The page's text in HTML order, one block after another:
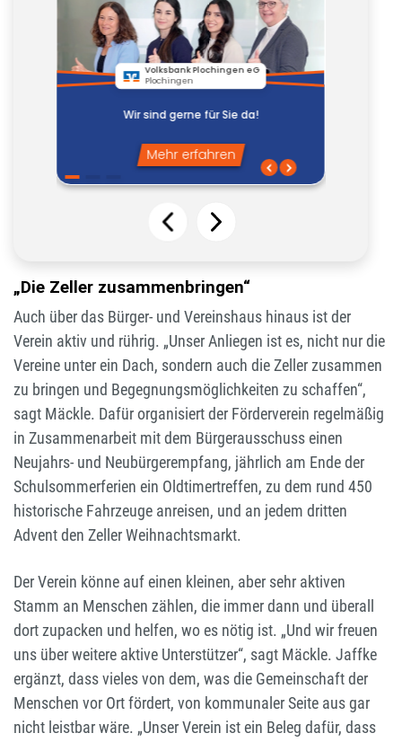
„Die Zeller zusammenbringen“
Auch über das Bürger- und Vereinshaus hinaus ist der
Verein aktiv und rührig. „Unser Anliegen ist es, nicht nur die
Vereine unter ein Dach, sondern auch die Zeller zusammen
zu bringen und Begegnungsmöglichkeiten zu schaffen“,
sagt Mäckle. Dafür organisiert der Förderverein regelmäßig
in Zusammenarbeit mit dem Bürgerausschuss einen
Neujahrs- und Neubürgerempfang, jährlich am Ende der
Schulsommerferien ein Oldtimertreffen, zu dem rund 450
historische Fahrzeuge anreisen, und an jedem dritten
Advent den Zeller Weihnachtsmarkt.
Der Verein könne auf einen kleinen, aber sehr aktiven
Stamm an Menschen zählen, die immer dann und überall
dort zupacken und helfen, wo es nötig ist. „Und wir freuen
uns über weitere aktive Unterstützer“, sagt Mäckle. Jaffke
ergänzt, dass vieles von dem, was die Gemeinschaft der
Menschen vor Ort fördert, von kommunaler Seite aus gar
nicht leistbar wäre. „Unser Verein ist ein Beleg dafür, dass